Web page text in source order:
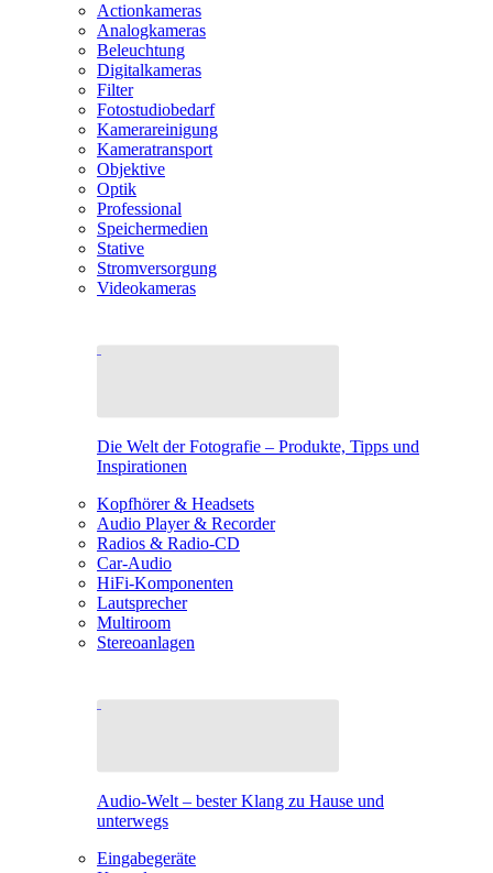
Actionkameras
Analogkameras
Beleuchtung
Digitalkameras
Filter
Fotostudiobedarf
Kamerareinigung
Kameratransport
Objektive
Optik
Professional
Speichermedien
Stative
Stromversorgung
Videokameras
Die Welt der Fotografie – Produkte, Tipps und
Inspirationen
Kopfhörer & Headsets
Audio Player & Recorder
Radios & Radio-CD
Car-Audio
HiFi-Komponenten
Lautsprecher
Multiroom
Stereoanlagen
Audio-Welt – bester Klang zu Hause und
unterwegs
Eingabegeräte